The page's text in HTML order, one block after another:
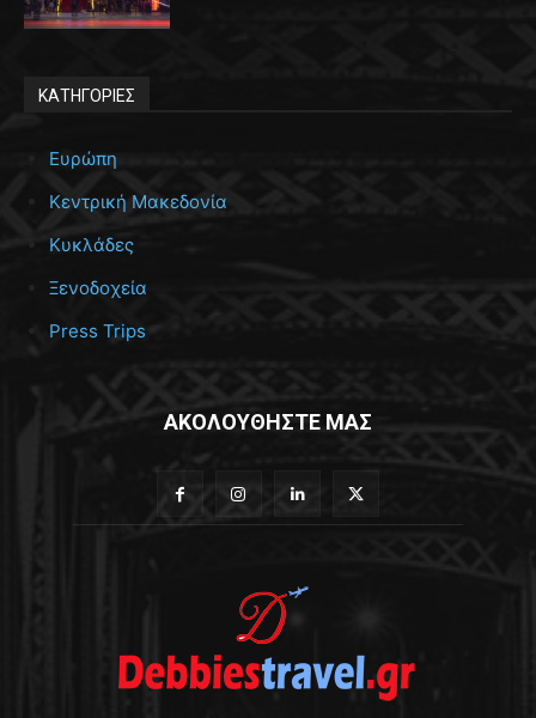
ΚΑΤΗΓΟΡΙΕΣ
Ευρώπη
Κεντρική Μακεδονία
Κυκλάδες
Ξενοδοχεία
Press Trips
ΑΚΟΛΟΥΘΗΣΤΕ ΜΑΣ